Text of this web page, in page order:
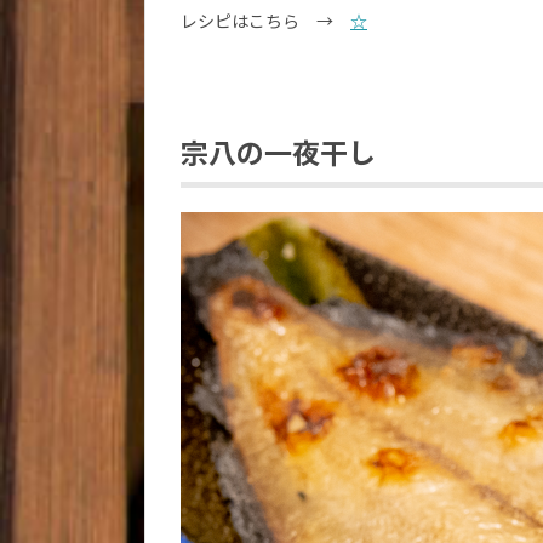
レシピはこちら → ☆
宗八の一夜干し